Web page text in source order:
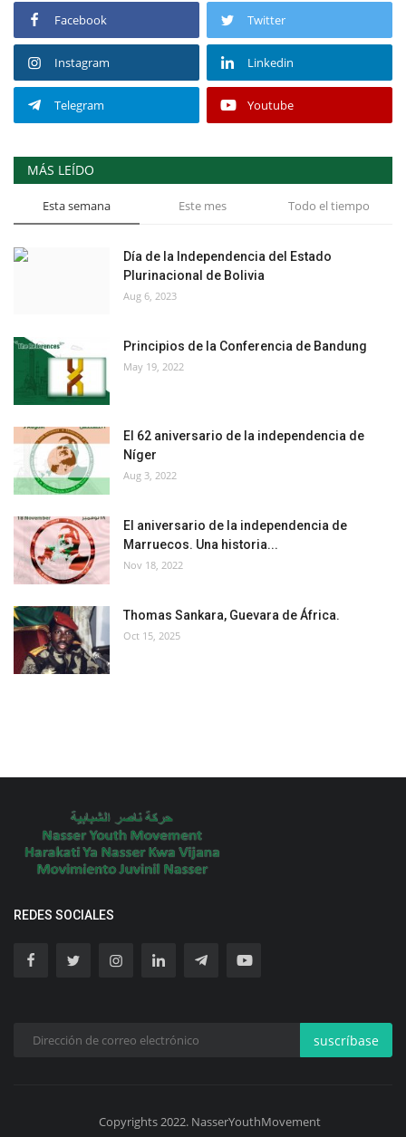
Facebook Twitter
Instagram Linkedin
Telegram Youtube
MÁS LEÍDO
Esta semana Este mes Todo el tiempo
Día de la Independencia del Estado
Plurinacional de Bolivia
Aug 6, 2023
Principios de la Conferencia de Bandung
May 19, 2022
El 62 aniversario de la independencia de
Níger
Aug 3, 2022
El aniversario de la independencia de
Marruecos. Una historia...
Nov 18, 2022
Thomas Sankara, Guevara de África.
Oct 15, 2025
REDES SOCIALES
suscríbase
Copyrights 2022. NasserYouthMovement